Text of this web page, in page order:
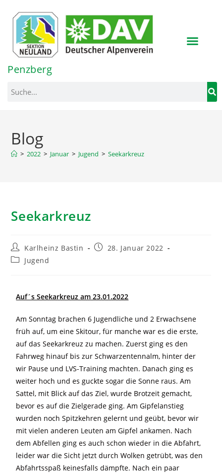
springen
Penzberg
Blog
> 2022 > Januar > Jugend > Seekarkreuz
Seekarkreuz
Karlheinz Bastin
28. Januar 2022
Jugend
Auf´s Seekarkreuz am 23.01.2022
Am Sonntag brachen 6 Jugendliche und 2 Erwachsene
früh auf, um eine Skitour, für manche war es die erste,
auf das Seekarkreuz zu machen. Zuerst ging es den
Fahrweg hinauf bis zur Schwarzentennalm, hinter der
wir Pause und LVS-Training machten. Danach ging es
weiter hoch und es guckte sogar die Sonne raus. Am
Sattel, mit Blick auf das Ziel, wurde Brotzeit gemacht,
bevor es auf die Zielgerade ging. Am Gipfelanstieg
wurden noch Spitzkehren gelernt und geübt, bevor wir
mit vielen anderen Leuten am Gipfel ankamen. Nach
dem Abfellen ging es auch schon wieder in die Abfahrt,
leider war die Sicht jetzt durch Wolken getrübt, was den
Abfahrtsspaß keinesfalls dämpfte. Nach ein paar